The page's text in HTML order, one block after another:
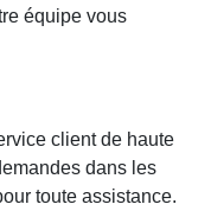
équipe vous
client de haute
dans les
toute assistance.